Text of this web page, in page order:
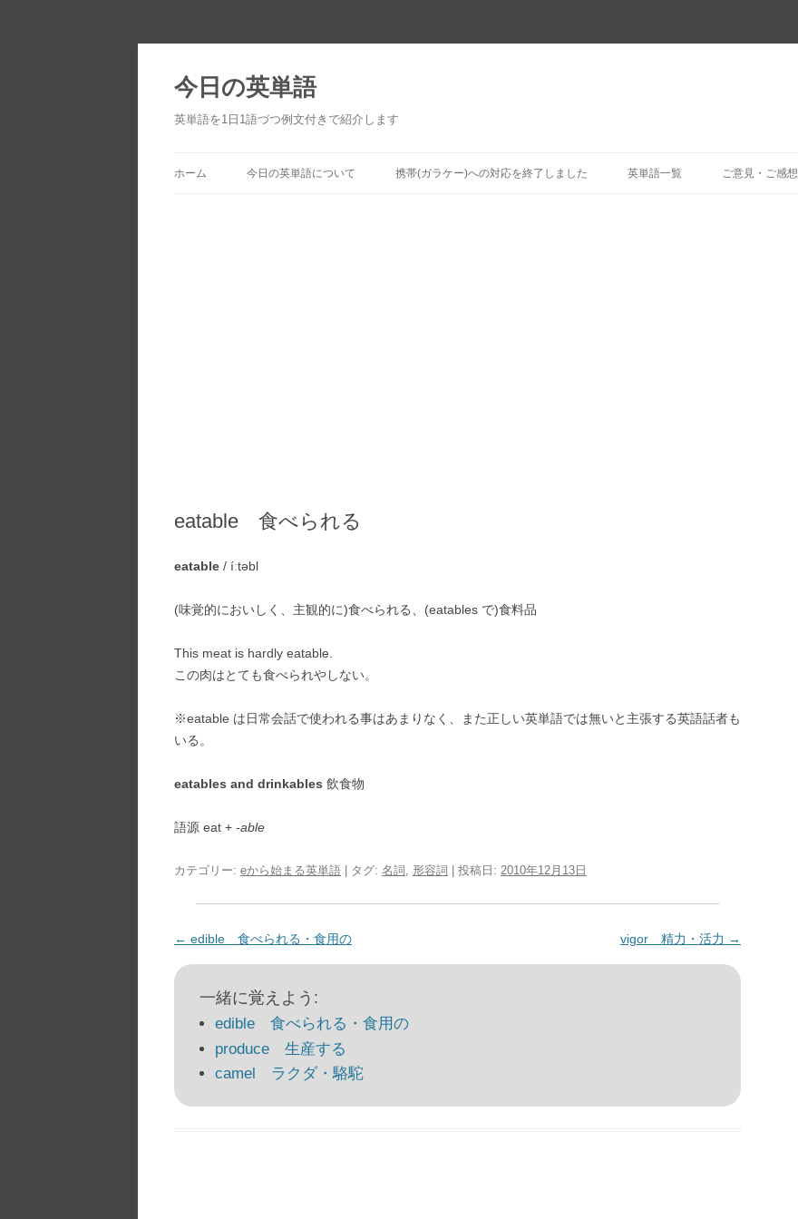
今日の英単語
英単語を1日1語づつ例文付きで紹介します
ホーム 今日の英単語について 携帯(ガラケー)への対応を終了しました 英単語一覧 ご意見・ご感想
eatable 食べられる
eatable / íːtəbl
(味覚的においしく、主観的に)食べられる、(eatables で)食料品
This meat is hardly eatable.
この肉はとても食べられやしない。
※eatable は日常会話で使われる事はあまりなく、また正しい英単語では無いと主張する英語話者も
いる。
eatables and drinkables 飲食物
語源 eat + -able
カテゴリー: eから始まる英単語 | タグ: 名詞 , 形容詞 | 投稿日: 2010年12月13日
投
稿
シ
← edible 食べられる・食用の vigor 精力・活力 →
一緒に覚えよう:
edible 食べられる・食用の
produce 生産する
camel ラクダ・駱駝